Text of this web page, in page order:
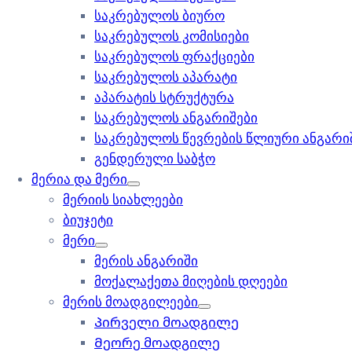
საკრებულოს ბიურო
საკრებულოს კომისიები
საკრებულოს ფრაქციები
საკრებულოს აპარატი
აპარატის სტრუქტურა
საკრებულოს ანგარიშები
საკრებულოს წევრების წლიური
გენდერული საბჭო
მერია და მერი
მერიის სიახლეები
ბიუჯეტი
მერი
მერის ანგარიში
მოქალაქეთა მიღების დღეები
მერის მოადგილეები
Პირველი მოადგილე
Მეორე მოადგილე